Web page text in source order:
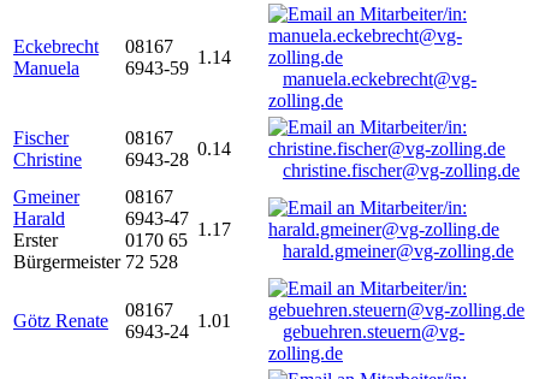
Eckebrecht
Manuela
08167
6943-59
1.14
manuela.eckebrecht@vg-
zolling.de
Fischer
Christine
08167
6943-28
0.14
christine.fischer@vg-zolling.de
Gmeiner
Harald
Erster
Bürgermeister
08167
6943-47
0170 65
72 528
1.17
harald.gmeiner@vg-zolling.de
Götz Renate
08167
6943-24
1.01
gebuehren.steuern@vg-
zolling.de